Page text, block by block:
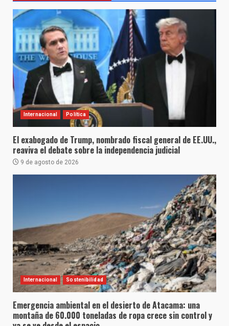
Internacional Política
El exabogado de Trump, nombrado fiscal general de EE.UU.,
reaviva el debate sobre la independencia judicial
9 de agosto de 2026
Internacional Sostenibilidad
Emergencia ambiental en el desierto de Atacama: una
montaña de 60.000 toneladas de ropa crece sin control y